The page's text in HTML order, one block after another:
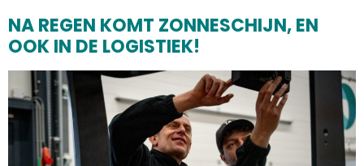
NA REGEN KOMT ZONNESCHIJN, EN
OOK IN DE LOGISTIEK!